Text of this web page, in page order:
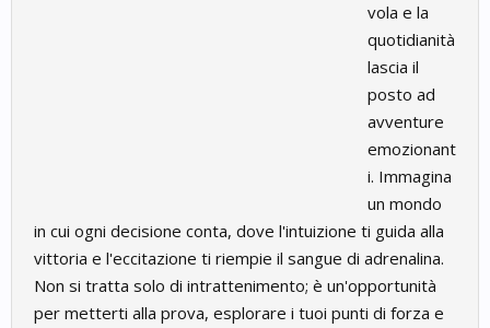
vola e la
quotidianità
lascia il
posto ad
avventure
emozionant
i. Immagina
un mondo
in cui ogni decisione conta, dove l'intuizione ti guida alla
vittoria e l'eccitazione ti riempie il sangue di adrenalina.
Non si tratta solo di intrattenimento; è un'opportunità
per metterti alla prova, esplorare i tuoi punti di forza e